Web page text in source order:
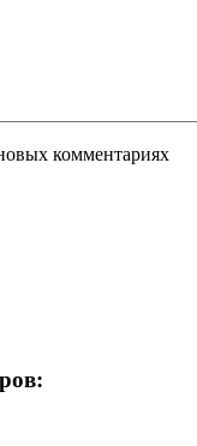
комментариях